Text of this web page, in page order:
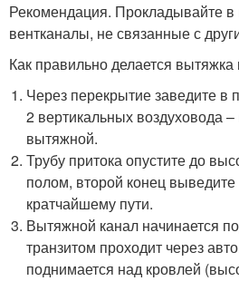
Рекомендация. Прокладывайте
вентканалы, не связанные с
Как правильно делается
Через перекрытие заведите
2 вертикальных воздуховода
вытяжной.
Трубу притока опустите до
полом, второй конец
кратчайшему пути.
Вытяжной канал начинается
транзитом проходит через
поднимается над кровлей